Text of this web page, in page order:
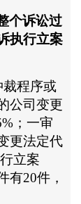
个诉讼过
执行立案
裁程序或
公司变更
；一审
更法定代
立案
有20件，